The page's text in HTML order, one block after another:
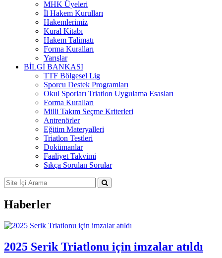
MHK Üyeleri
İl Hakem Kurulları
Hakemlerimiz
Kural Kitabı
Hakem Talimatı
Forma Kuralları
Yarışlar
BİLGİ BANKASI
TTF Bölgesel Lig
Sporcu Destek Programları
Okul Sporları Triatlon Uygulama Esasları
Forma Kuralları
Milli Takım Seçme Kriterleri
Antrenörler
Eğitim Materyalleri
Triatlon Testleri
Dokümanlar
Faaliyet Takvimi
Sıkça Sorulan Sorular
Haberler
2025 Serik Triatlonu için imzalar atıldı